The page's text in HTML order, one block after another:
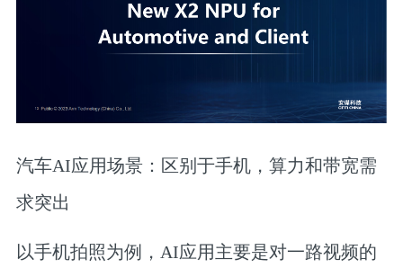
汽车AI应用场景：区别于手机，算力和带宽需
求突出
以手机拍照为例，AI应用主要是对一路视频的